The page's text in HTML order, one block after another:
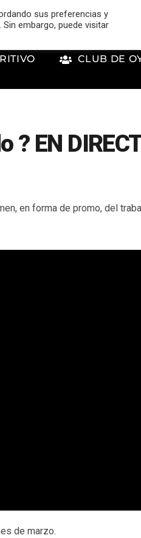
CLUB DE
EN
en forma de promo, del
de marzo.
sus preferencias y
embargo, puede visitar